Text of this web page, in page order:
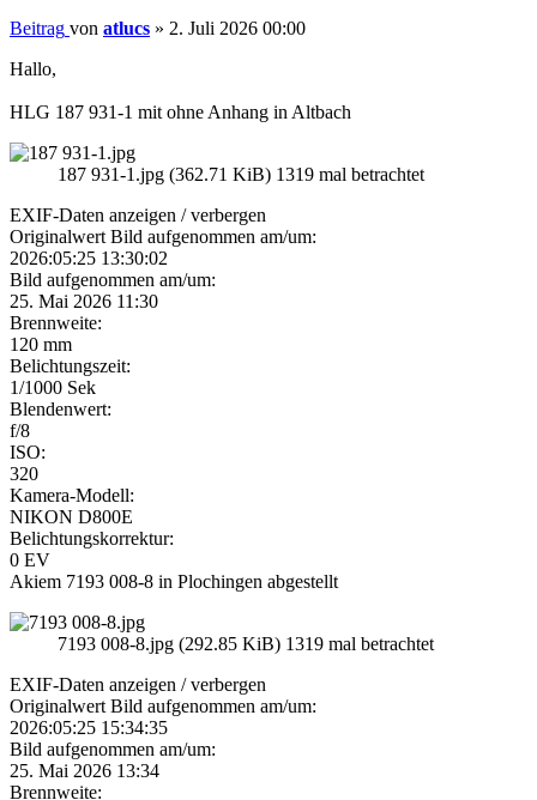
Beitrag von atlucs » 2. Juli 2026 00:00
Hallo,
HLG 187 931-1 mit ohne Anhang in Altbach
187 931-1.jpg (362.71 KiB) 1319 mal betrachtet
EXIF-Daten anzeigen / verbergen
Originalwert Bild aufgenommen am/um:
2026:05:25 13:30:02
Bild aufgenommen am/um:
25. Mai 2026 11:30
Brennweite:
120 mm
Belichtungszeit:
1/1000 Sek
Blendenwert:
f/8
ISO:
320
Kamera-Modell:
NIKON D800E
Belichtungskorrektur:
0 EV
Akiem 7193 008-8 in Plochingen abgestellt
7193 008-8.jpg (292.85 KiB) 1319 mal betrachtet
EXIF-Daten anzeigen / verbergen
Originalwert Bild aufgenommen am/um:
2026:05:25 15:34:35
Bild aufgenommen am/um:
25. Mai 2026 13:34
Brennweite: